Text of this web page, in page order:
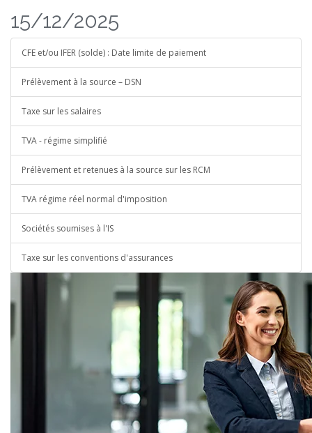
15/12/2025
CFE et/ou IFER (solde) : Date limite de paiement
Prélèvement à la source – DSN
Taxe sur les salaires
TVA - régime simplifié
Prélèvement et retenues à la source sur les RCM
TVA régime réel normal d'imposition
Sociétés soumises à l'IS
Taxe sur les conventions d'assurances